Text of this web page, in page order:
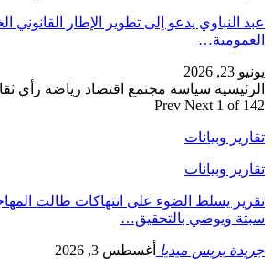
عبد النباوي يدعو إلى تطوير الإطار القانوني
العمومية…
يونيو 23, 2026
الرئيسية سياسة مجتمع اقتصاد رياضة رأي
Prev Next 1 of 142
تقارير وبيانات
تقارير وبيانات
تقرير يسلط الضوء على انتهاكات طالت
سبتة ويوصي بالتحقيق…
جريدة بريس ميديا أغسطس 3, 2026